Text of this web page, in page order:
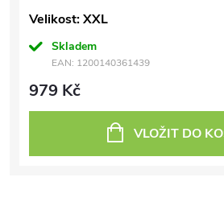
Velikost: XXL
Skladem
EAN: 1200140361439
979 Kč
VLOŽIT DO